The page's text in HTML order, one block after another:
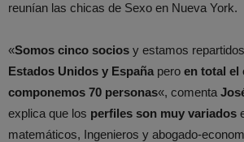
reunían las chicas de Sexo en Nueva York.
«Somos cinco socios y estamos
Estados Unidos y España pero en total el
componemos 70 personas«, comenta
explica que los perfiles son muy variados
matemáticos, Ingenieros y abogado-